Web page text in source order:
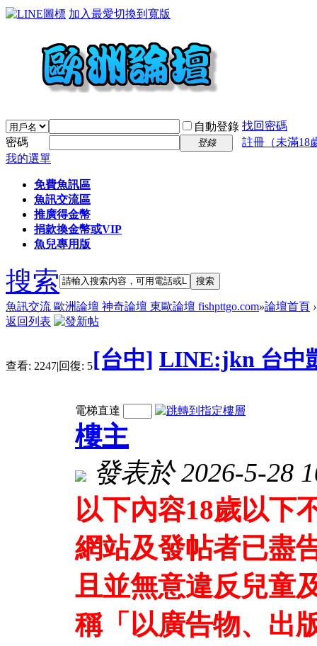
加入最愛切換到寬版
自動登錄 找回密碼
密碼
登錄
註冊（未滿18
我的選單
免費魚訊區
魚訊交流區
推廣得金幣
捐款換金幣或VIP
魚兒專用版
搜索 搜索
魚訊交流 歐洲論壇 神奇論壇 東歐論壇 fishpttgo.com»論壇首頁 ›
返回列表
查看: 2247|回復: 5[台中] LINE:jkn 台中
電梯直達
樓主
發表於 2026-5-28
以下內容18歲以下
網站及發帖者已盡
且並無意違反兒童
稱「以廣告物、出